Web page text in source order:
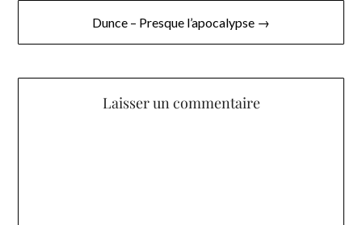
Dunce – Presque l’apocalypse →
Laisser un commentaire